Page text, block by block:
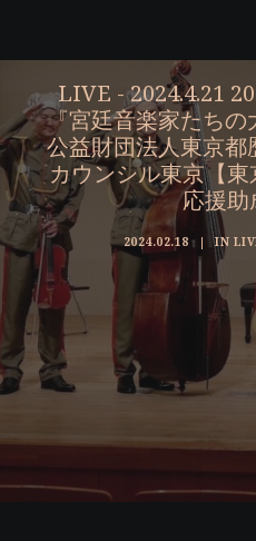
LIVE - 2024.4.21
『宮廷音楽家たち
公益財団法人東京都
カウンシル東京【
応援
2024.02.18 | IN